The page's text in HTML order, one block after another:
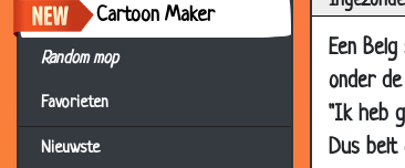
Cartoon Maker
Random mop
Favorieten
Nieuwste
Een
onder
"Ik heb
Dus belt
08 Nov
04 Sep
03 Sep
29 Aug